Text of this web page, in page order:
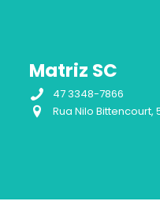
Matriz SC
47 3348-7866
Rua Nilo